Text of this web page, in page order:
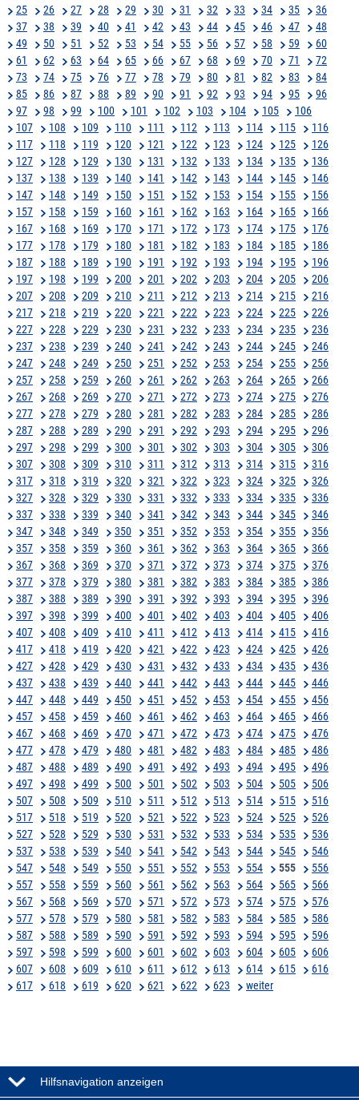
25
26 27 28 29 30 31 32 33 34 35
36
37
38 39 40 41 42 43 44 45 46 47
48
49
50 51 52 53 54 55 56 57 58 59
60
61
62 63 64 65 66 67 68 69 70 71
72
73
74 75 76 77 78 79 80 81 82 83
84
85
86 87 88 89 90 91 92 93 94 95
96
97
98 99 100 101 102 103 104 105
106
107
108 109 110 111 112 113 114 115
116
117
118 119 120 121 122 123 124 125
126
127
128 129 130 131 132 133 134 135
136
137
138 139 140 141 142 143 144 145
146
147
148 149 150 151 152 153 154 155
156
157
158 159 160 161 162 163 164 165
166
167
168 169 170 171 172 173 174 175
176
177
178 179 180 181 182 183 184 185
186
187
188 189 190 191 192 193 194 195
196
197
198 199 200 201 202 203 204 205
206
207
208 209 210 211 212 213 214 215
216
217
218 219 220 221 222 223 224 225
226
227
228 229 230 231 232 233 234 235
236
237
238 239 240 241 242 243 244 245
246
247
248 249 250 251 252 253 254 255
256
257
258 259 260 261 262 263 264 265
266
267
268 269 270 271 272 273 274 275
276
277
278 279 280 281 282 283 284 285
286
287
288 289 290 291 292 293 294 295
296
297
298 299 300 301 302 303 304 305
306
307
308 309 310 311 312 313 314 315
316
317
318 319 320 321 322 323 324 325
326
327
328 329 330 331 332 333 334 335
336
337
338 339 340 341 342 343 344 345
346
347
348 349 350 351 352 353 354 355
356
357
358 359 360 361 362 363 364 365
366
367
368 369 370 371 372 373 374 375
376
377
378 379 380 381 382 383 384 385
386
387
388 389 390 391 392 393 394 395
396
397
398 399 400 401 402 403 404 405
406
407
408 409 410 411 412 413 414 415
416
417
418 419 420 421 422 423 424 425
426
427
428 429 430 431 432 433 434 435
436
437
438 439 440 441 442 443 444 445
446
447
448 449 450 451 452 453 454 455
456
457
458 459 460 461 462 463 464 465
466
467
468 469 470 471 472 473 474 475
476
477
478 479 480 481 482 483 484 485
486
487
488 489 490 491 492 493 494 495
496
497
498 499 500 501 502 503 504 505
506
507
508 509 510 511 512 513 514 515
516
517
518 519 520 521 522 523 524 525
526
527
528 529 530 531 532 533 534 535
536
537
538 539 540 541 542 543 544 545
546
547
548 549 550 551 552 553 554 555
556
557
558 559 560 561 562 563 564 565
566
567
568 569 570 571 572 573 574 575
576
577
578 579 580 581 582 583 584 585
586
587
588 589 590 591 592 593 594 595
596
597
598 599 600 601 602 603 604 605
606
607
608 609 610 611 612 613 614 615
616
617
618 619 620 621 622 623 weiter
Hilfsnavigation anzeigen